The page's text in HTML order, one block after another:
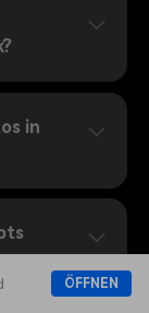
ÖFFNEN
in